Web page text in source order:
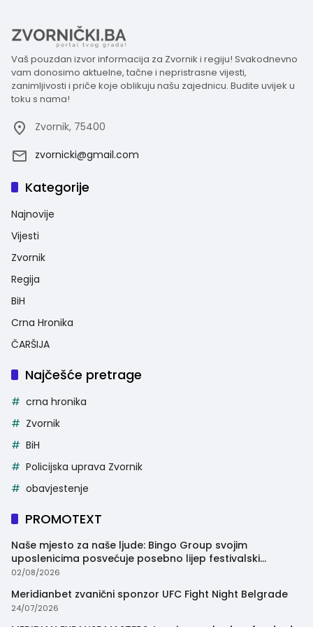
Vaš pouzdan izvor informacija za Zvornik i regiju! Svakodnevno
vam donosimo aktuelne, tačne i nepristrasne vijesti,
zanimljivosti i priče koje oblikuju našu zajednicu. Budite uvijek u
toku s nama!
Zvornik, 75400
zvornicki@gmail.com
Kategorije
Najnovije
Vijesti
Zvornik
Regija
BiH
Crna Hronika
ČARŠIJA
Najčešće pretrage
crna hronika
Zvornik
BiH
Policijska uprava Zvornik
obavjestenje
PROMOTEXT
Naše mjesto za naše ljude: Bingo Group svojim
uposlenicima posvećuje posebno lijep festivalski
trenutak
02/08/2026
Meridianbet zvanični sponzor UFC Fight Night Belgrade
24/07/2026